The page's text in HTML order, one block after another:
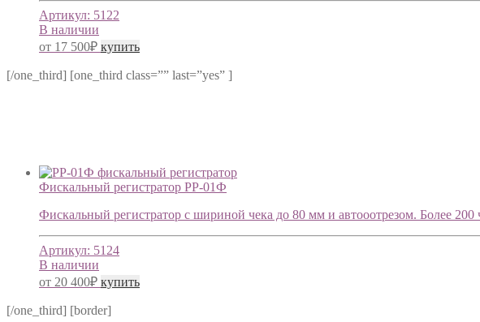
Артикул: 5122
В наличии
от 17 500₽ купить
[/one_third] [one_third class=”” last=”yes” ]
Фискальный регистратор РР-01Ф
Фискальный регистратор с шириной чека до 80 мм и автооотрезом. Более
Артикул: 5124
В наличии
от 20 400₽ купить
[/one_third] [border]